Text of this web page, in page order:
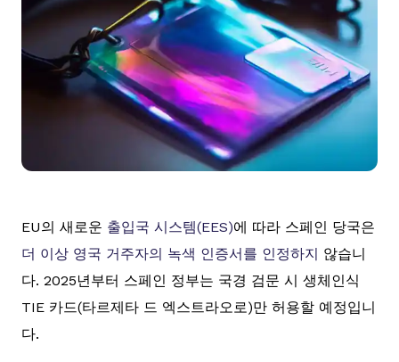
EU의 새로운 출입국 시스템(EES)에 따라 스페인 당국은
더 이상 영국 거주자의 녹색 인증서를 인정하지 않습니
다. 2025년부터 스페인 정부는 국경 검문 시 생체인식
TIE 카드(타르제타 드 엑스트라오로)만 허용할 예정입니
다.